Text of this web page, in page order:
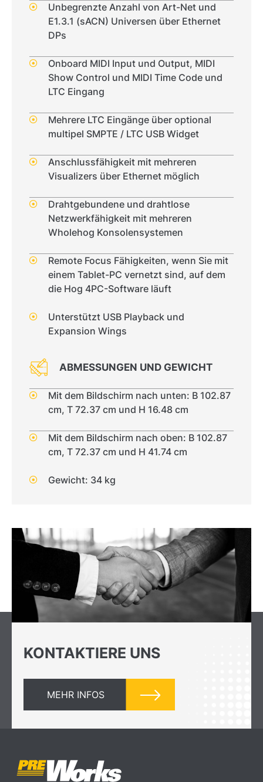
Unbegrenzte Anzahl von Art-Net und
E1.3.1 (sACN) Universen über Ethernet
DPs
Onboard MIDI Input und Output, MIDI
Show Control und MIDI Time Code und
LTC Eingang
Mehrere LTC Eingänge über optional
multipel SMPTE / LTC USB Widget
Anschlussfähigkeit mit mehreren
Visualizers über Ethernet möglich
Drahtgebundene und drahtlose
Netzwerkfähigkeit mit mehreren
Wholehog Konsolensystemen
Remote Focus Fähigkeiten, wenn Sie mit
einem Tablet-PC vernetzt sind, auf dem
die Hog 4PC-Software läuft
Unterstützt USB Playback und
Expansion Wings
ABMESSUNGEN UND GEWICHT
Mit dem Bildschirm nach unten: B 102.87
cm, T 72.37 cm und H 16.48 cm
Mit dem Bildschirm nach oben: B 102.87
cm, T 72.37 cm und H 41.74 cm
Gewicht: 34 kg
KONTAKTIERE UNS
MEHR INFOS